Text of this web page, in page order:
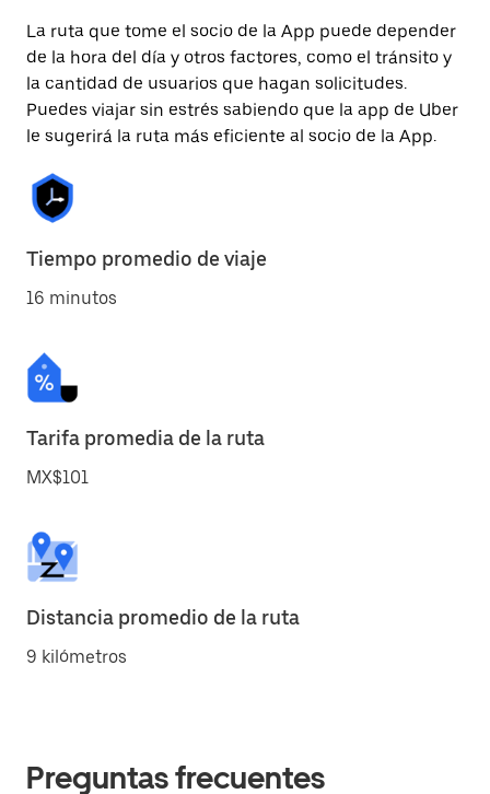
La ruta que tome el socio de la App puede depender
de la hora del día y otros factores, como el tránsito y
la cantidad de usuarios que hagan solicitudes.
Puedes viajar sin estrés sabiendo que la app de Uber
le sugerirá la ruta más eficiente al socio de la App.
Tiempo promedio de viaje
16 minutos
Tarifa promedia de la ruta
MX$101
Distancia promedio de la ruta
9 kilómetros
Preguntas frecuentes